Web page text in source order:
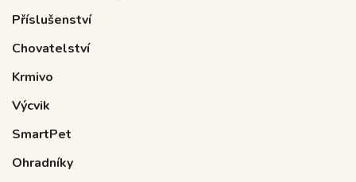
Příslušenství
Chovatelství
Krmivo
Výcvik
SmartPet
Ohradníky